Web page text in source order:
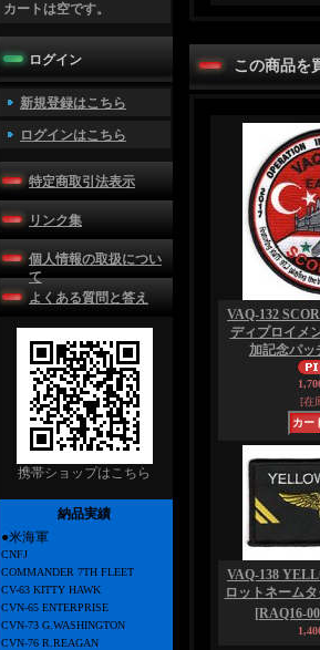
カートは空です。
ログイン
新規登録はこちら
ログインはこちら
特定商取引法表示
リンク集
個人情報の取扱につい
て
よくある質問と答え
携帯ショップはこちら
納品実績
●米海軍
CNFJ
COMMANDER 7TH FLEET
CV-63 KITTY HAWK
CVN-65 ENTERPRISE
CVN-73 G.WASHINGTON
CVN-76 R.REAGAN
この商品を
VAQ-132
ディプロイメ
加記念パッ
[在
VAQ-138
ロットネームタ
[RAQ16-